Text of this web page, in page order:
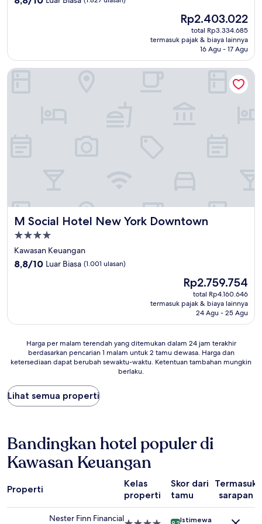
ulasan)
Harga
sekarang
Rp2.403.022
Rp2.403.022
total Rp3.334.685
termasuk pajak & biaya lainnya
16 Agu - 17 Agu
M Social Hotel New York Downtown
M Social Hotel New York Downtown
Properti
bintang
4.0
Kawasan Keuangan
8.8
ulasan)
8,8/10 Luar Biasa (1.001 ulasan)
Harga
sekarang
Rp2.759.754
Rp2.759.754
total Rp4.160.646
termasuk pajak & biaya lainnya
24 Agu - 25 Agu
M Social Hotel New York Downtown
Harga
malam
yang
ditemukan
dalam
terakhir
berdasarkan
pencarian
1
untuk
Harga per malam terendah yang ditemukan dalam 24 jam terakhir
berdasarkan pencarian 1 malam untuk 2 tamu dewasa. Harga dan
ketersediaan dapat berubah sewaktu-waktu. Ketentuan tambahan mungkin
berlaku.
Lihat semua properti
Bandingkan hotel populer di
Kawasan Keuangan
Properti
Kelas
properti
Skor dari
tamu
Termasuk
sarapan
Nester Finn Financial
Istimewa